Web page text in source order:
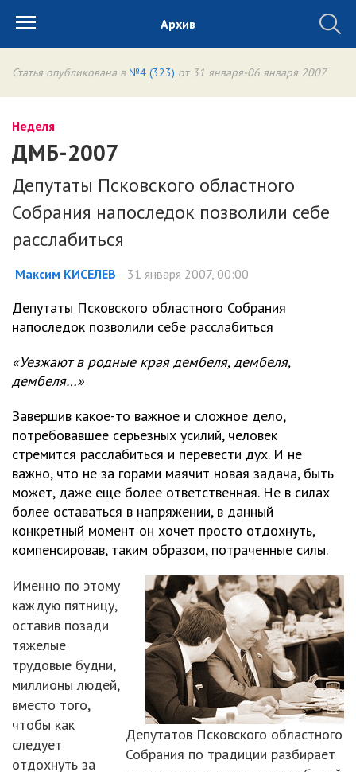
Архив
Статья опубликована в №4 (323) от 31 января-06 января 2007
Неделя
ДМБ-2007
Депутаты Псковского областного
Собрания напоследок позволили себе
расслабиться
Максим КИСЕЛЕВ 31 января 2007, 00:00
Депутаты Псковского областного Собрания
напоследок позволили себе расслабиться
«Уезжают в родные края дембеля, дембеля,
дембеля…»
Завершив какое-то важное и сложное дело,
потребовавшее серьезных усилий, человек
стремится расслабиться и перевести дух. И не
важно, что не за горами маячит новая задача, быть
может, даже еще более ответственная. Не в силах
более оставаться в напряжении, в данный
конкретный момент он хочет просто отдохнуть,
компенсировав, таким образом, потраченные силы.
Депутатов Псковского областного
Собрания по традиции разбирает
Именно по этому
каждую пятницу,
оставив позади
тяжелые
трудовые будни,
миллионы людей,
вместо того,
чтобы как
следует
отдохнуть за